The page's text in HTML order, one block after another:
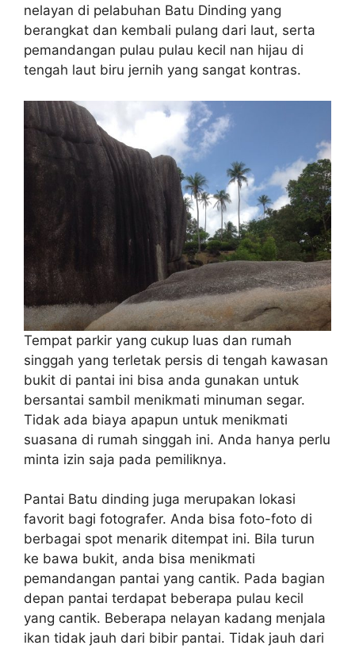
nelayan di pelabuhan Batu Dinding yang
berangkat dan kembali pulang dari laut, serta
pemandangan pulau pulau kecil nan hijau di
tengah laut biru jernih yang sangat kontras.
Tempat parkir yang cukup luas dan rumah
singgah yang terletak persis di tengah kawasan
bukit di pantai ini bisa anda gunakan untuk
bersantai sambil menikmati minuman segar.
Tidak ada biaya apapun untuk menikmati
suasana di rumah singgah ini. Anda hanya perlu
minta izin saja pada pemiliknya.
Pantai Batu dinding juga merupakan lokasi
favorit bagi fotografer. Anda bisa foto-foto di
berbagai spot menarik ditempat ini. Bila turun
ke bawa bukit, anda bisa menikmati
pemandangan pantai yang cantik. Pada bagian
depan pantai terdapat beberapa pulau kecil
yang cantik. Beberapa nelayan kadang menjala
ikan tidak jauh dari bibir pantai. Tidak jauh dari